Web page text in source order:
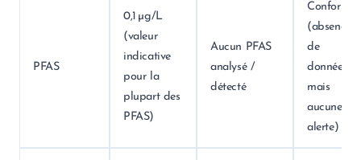
PFAS
0,1 µg/L
(valeur
indicative
pour la
plupart des
PFAS)
Aucun PFAS
analysé /
détecté
Conforme
(absence
de
données,
mais
aucune
alerte)